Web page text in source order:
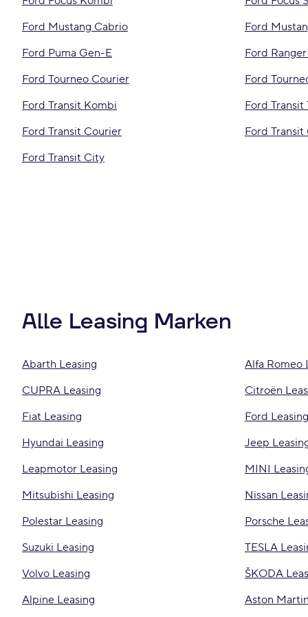
Ford Mustang Cabrio
Ford
Ford Puma Gen-E
Ford
Ford Tourneo Courier
Ford
Ford Transit Kombi
Ford
Ford Transit Courier
Ford
Ford Transit City
Alle Leasing Marken
Abarth Leasing Alfa Romeo
CUPRA Leasing
Citroën
Fiat Leasing
Ford Leasing
Hyundai Leasing
Jeep
Leapmotor Leasing
MINI
Mitsubishi Leasing
Nissan
Polestar Leasing
Porsche
Suzuki Leasing
TESLA
Volvo Leasing
ŠKODA
Alpine Leasing
Aston